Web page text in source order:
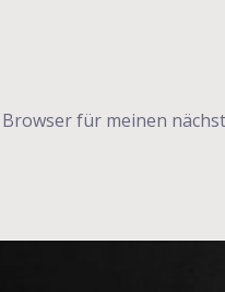
für meinen